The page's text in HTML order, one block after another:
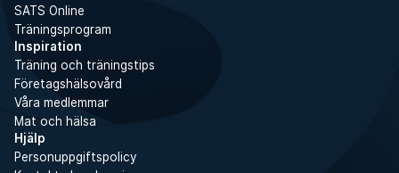
SATS Online
Träningsprogram
Inspiration
Träning och träningstips
Företagshälsovård
Våra medlemmar
Mat och hälsa
Hjälp
Personuppgiftspolicy